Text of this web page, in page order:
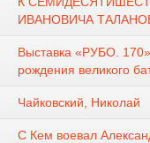
ИВАНОВИЧА
Выставка «РУБО.
рождения великого
Чайковский, Николай
С Кем воевал